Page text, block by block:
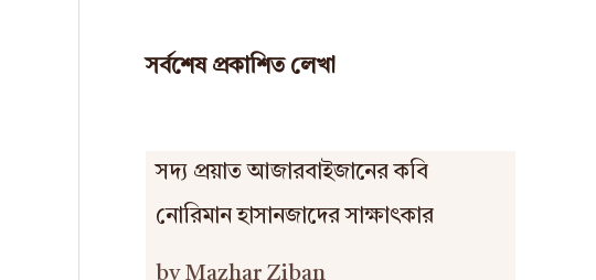
সর্বশেষ প্রকাশিত লেখা
সদ্য প্রয়াত আজারবাইজানের কবি
নোরিমান হাসানজাদের সাক্ষাৎকার
by Mazhar Ziban